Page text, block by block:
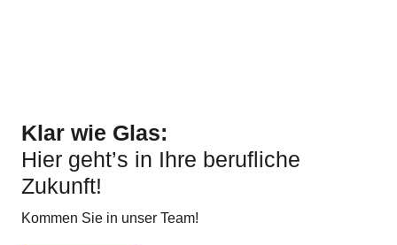
Klar wie Glas:
Hier geht’s in Ihre berufliche
Zukunft!
Kommen Sie in unser Team!